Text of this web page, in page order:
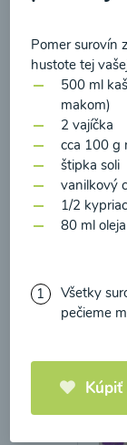
Pomer surovín
hustote tej
500 ml
makom)
2 vajíčka
cca 100 g
štipka soli
vanilkový
1/2
80 ml oleja
Všetky
pečieme
Kúpiť
údajov a